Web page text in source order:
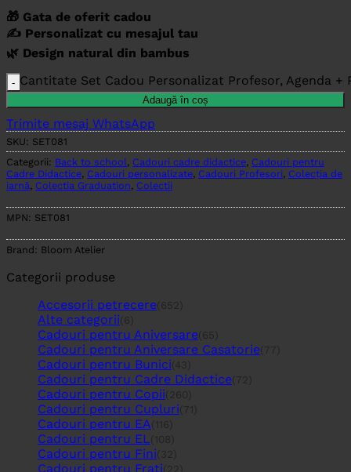
🎁 Gata de oferit cadou
✍️ Personalizat cu mesajul tau
🌿 Design natural din bambus
Cantitate Set Cadou Personalizat Profesor, Agenda +
Adaugă în coș
Trimite mesaj WhatsApp
SKU: SET081
Categorii: Back to school, Cadouri cadre didactice, Cadouri pentru
Cadre Didactice, Cadouri personalizate, Cadouri Profesori, Colecția de
iarnă, Colectia Graduation, Colectii
MPN: SET081
Brand: Bloom Atelier
Categorii produse
Accesorii petrecere
Alte categorii
Cadouri pentru Aniversare
Cadouri pentru Aniversare Casatorie
Cadouri pentru Bunici
Cadouri pentru Cadre Didactice
Cadouri pentru Copii
Cadouri pentru Cupluri
Cadouri pentru EA
Cadouri pentru EL
Cadouri pentru Fini
Cadouri pentru Frati